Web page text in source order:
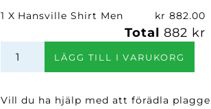
1 X Hansville Shirt Men kr 882.00
Total 882 kr
Shirt
mängd
LÄGG TILL I VARUKORG
Vill du ha hjälp med att förädla